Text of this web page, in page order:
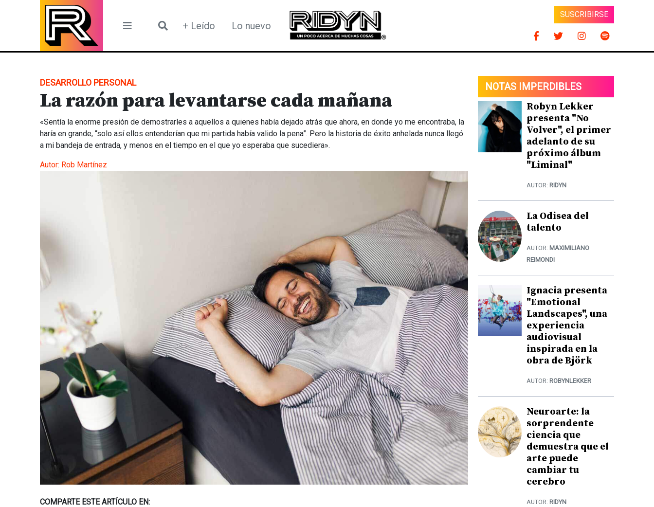
+ Leído Lo nuevo
SUSCRIBIRSE
DESARROLLO PERSONAL
La razón para levantarse cada mañana
«Sentía la enorme presión de demostrarles a aquellos a quienes había dejado atrás que ahora, en donde yo me encontraba, la
haría en grande, “solo así ellos entenderían que mi partida había valido la pena”. Pero la historia de éxito anhelada nunca llegó
a mi bandeja de entrada, y menos en el tiempo en el que yo esperaba que sucediera».
Autor: Rob Martínez
COMPARTE ESTE ARTÍCULO EN:
NOTAS IMPERDIBLES
Robyn Lekker
presenta "No
Volver", el primer
adelanto de su
próximo álbum
"Liminal"
AUTOR: RIDYN
La Odisea del
talento
AUTOR: MAXIMILIANO
REIMONDI
Ignacia presenta
"Emotional
Landscapes", una
experiencia
audiovisual
inspirada en la
obra de Björk
AUTOR: ROBYNLEKKER
Neuroarte: la
sorprendente
ciencia que
demuestra que el
arte puede
cambiar tu
cerebro
AUTOR: RIDYN